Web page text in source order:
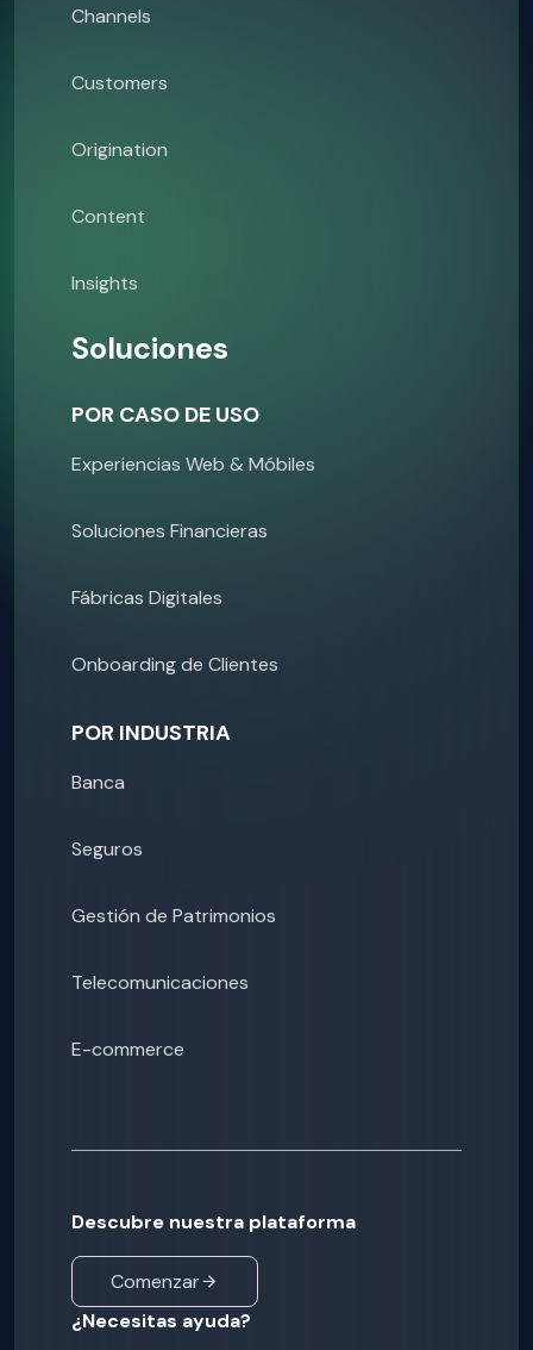
Channels
Customers
Origination
Content
Insights
Soluciones
POR CASO DE USO
Experiencias Web & Móbiles
Soluciones Financieras
Fábricas Digitales
Onboarding de Clientes
POR INDUSTRIA
Banca
Seguros
Gestión de Patrimonios
Telecomunicaciones
E-commerce
Descubre nuestra plataforma
Comenzar
¿Necesitas ayuda?